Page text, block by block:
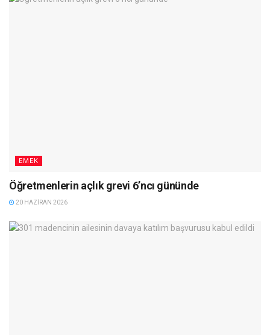
EMEK
Öğretmenlerin açlık grevi 6’ncı gününde
20 HAZIRAN 2026